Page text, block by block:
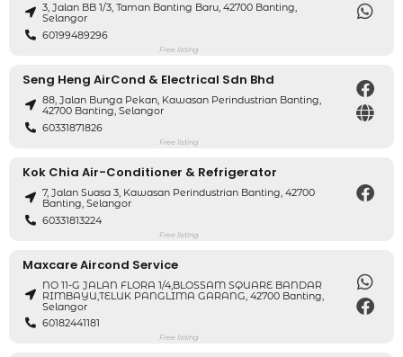
3, Jalan BB 1/3, Taman Banting Baru, 42700 Banting,
Selangor
60199489296
Free listing
Seng Heng AirCond & Electrical Sdn Bhd
88, Jalan Bunga Pekan, Kawasan Perindustrian Banting,
42700 Banting, Selangor
60331871826
Free listing
Kok Chia Air-Conditioner & Refrigerator
7, Jalan Suasa 3, Kawasan Perindustrian Banting, 42700
Banting, Selangor
60331813224
Free listing
Maxcare Aircond Service
NO 11-G JALAN FLORA 1/4,BLOSSAM SQUARE BANDAR
RIMBAYU,TELUK PANGLIMA GARANG, 42700 Banting,
Selangor
60182441181
Free listing